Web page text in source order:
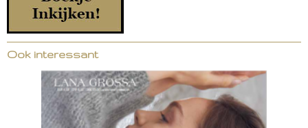
Ook interessant